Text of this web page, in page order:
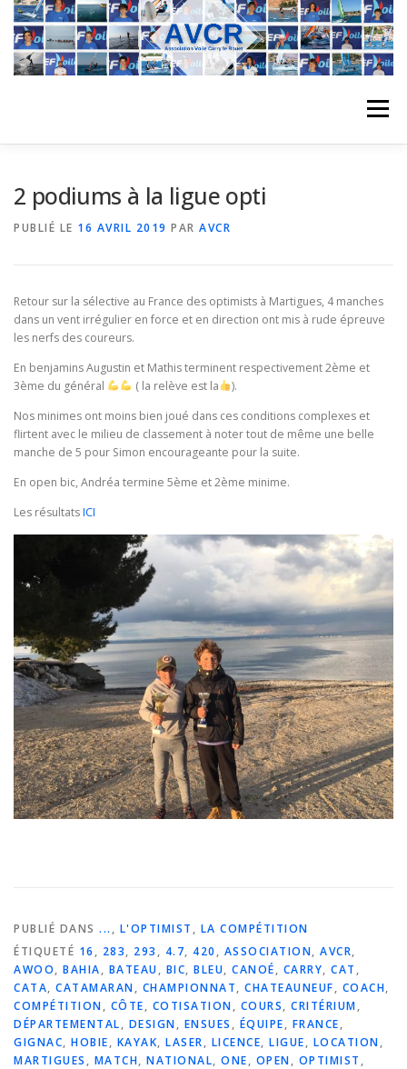
Aller
contenu
Menu
REGATES ALBUMS PHOTO
PLANNING DES COURS REVUES DE PRESSE
2 podiums à la ligue opti
PUBLIÉ LE 16 AVRIL 2019 PAR AVCR
Retour sur la sélective au France des optimists à Martigues, 4 manches
dans un vent irrégulier en force et en direction ont mis à rude épreuve
les nerfs des coureurs.
En benjamins Augustin et Mathis terminent respectivement 2ème et
3ème du général
( la relève est la
).
Nos minimes ont moins bien joué dans ces conditions complexes et
flirtent avec le milieu de classement à noter tout de même une belle
manche de 5 pour Simon encourageante pour la suite.
En open bic, Andréa termine 5ème et 2ème minime.
Les résultatsICI
PUBLIÉ DANS ... , L'OPTIMIST , LA COMPÉTITION
ÉTIQUETÉ 16 , 283, 293 , 4.7, 420 , ASSOCIATION, AVCR,
AWOO, BAHIA, BATEAU, BIC, BLEU, CANOÉ, CARRY, CAT ,
CATA, CATAMARAN, CHAMPIONNAT, CHATEAUNEUF, COACH,
COMPÉTITION, CÔTE, COTISATION, COURS, CRITÉRIUM,
DÉPARTEMENTAL, DESIGN, ENSUES , ÉQUIPE, FRANCE,
GIGNAC, HOBIE, KAYAK, LASER, LICENCE, LIGUE, LOCATION,
MARTIGUES , MATCH, NATIONAL, ONE, OPEN, OPTIMIST ,